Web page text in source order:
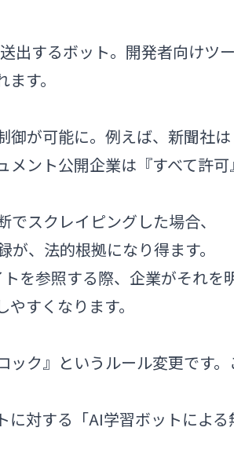
出するボット。開発者向けツー
す。
御が可能に。例えば、新聞社は
ント公開企業は『すべて許可
スクレイピングした場合、
、法的根拠になり得ます。
を参照する際、企業がそれを
すくなります。
ク』というルール変更です。
対する「AI学習ボットによる